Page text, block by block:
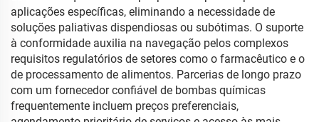
aplicações específicas, eliminando a necessidade de
soluções paliativas dispendiosas ou subótimas. O suporte
à conformidade auxilia na navegação pelos complexos
requisitos regulatórios de setores como o farmacêutico e o
de processamento de alimentos. Parcerias de longo prazo
com um fornecedor confiável de bombas químicas
frequentemente incluem preços preferenciais,